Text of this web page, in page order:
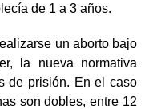
de 1 a 3 años.
un aborto bajo
la nueva normativa
de prisión. En el caso
son dobles, entre 12